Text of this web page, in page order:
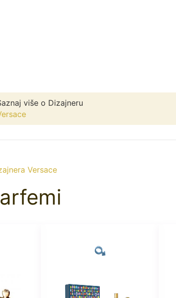
više o Dizajneru
Versace